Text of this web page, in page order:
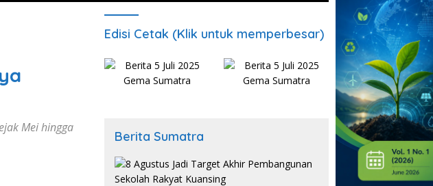
Mei hingga
Edisi Cetak (Klik untuk memperbesar)
Berita Sumatra